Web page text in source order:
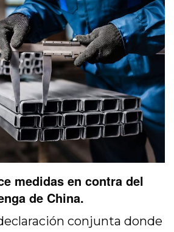
medidas en contra del
de China.
conjunta donde